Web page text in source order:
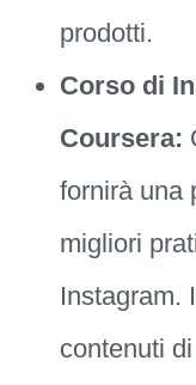
prodotti.
Corso di
Coursera:
fornirà una
migliori
Instagram.
contenuti